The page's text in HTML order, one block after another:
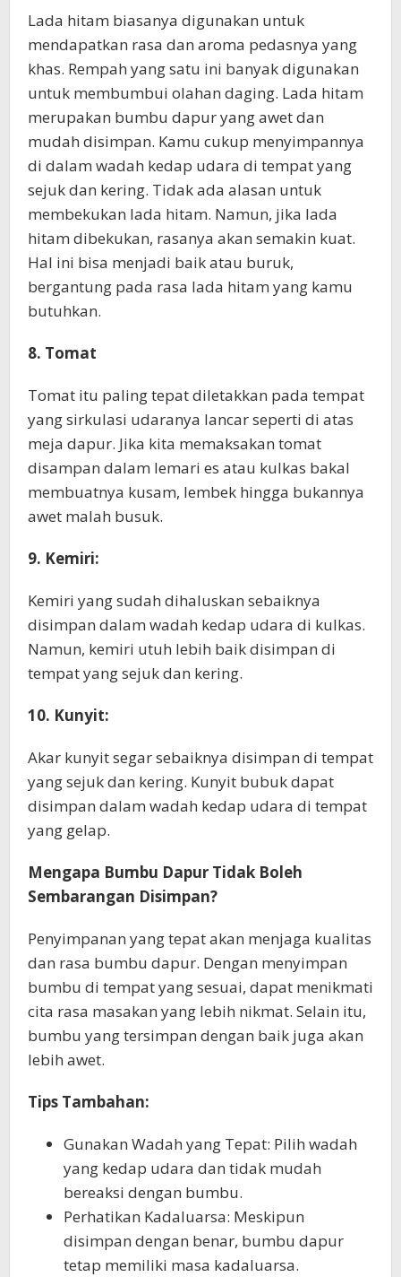
Lada hitam biasanya digunakan untuk
mendapatkan rasa dan aroma pedasnya yang
khas. Rempah yang satu ini banyak digunakan
untuk membumbui olahan daging. Lada hitam
merupakan bumbu dapur yang awet dan
mudah disimpan. Kamu cukup menyimpannya
di dalam wadah kedap udara di tempat yang
sejuk dan kering. Tidak ada alasan untuk
membekukan lada hitam. Namun, jika lada
hitam dibekukan, rasanya akan semakin kuat.
Hal ini bisa menjadi baik atau buruk,
bergantung pada rasa lada hitam yang kamu
butuhkan.
8. Tomat
Tomat itu paling tepat diletakkan pada tempat
yang sirkulasi udaranya lancar seperti di atas
meja dapur. Jika kita memaksakan tomat
disampan dalam lemari es atau kulkas bakal
membuatnya kusam, lembek hingga bukannya
awet malah busuk.
9. Kemiri:
Kemiri yang sudah dihaluskan sebaiknya
disimpan dalam wadah kedap udara di kulkas.
Namun, kemiri utuh lebih baik disimpan di
tempat yang sejuk dan kering.
10. Kunyit:
Akar kunyit segar sebaiknya disimpan di tempat
yang sejuk dan kering. Kunyit bubuk dapat
disimpan dalam wadah kedap udara di tempat
yang gelap.
Mengapa Bumbu Dapur Tidak Boleh
Sembarangan Disimpan?
Penyimpanan yang tepat akan menjaga kualitas
dan rasa bumbu dapur. Dengan menyimpan
bumbu di tempat yang sesuai, dapat menikmati
cita rasa masakan yang lebih nikmat. Selain itu,
bumbu yang tersimpan dengan baik juga akan
lebih awet.
Tips Tambahan:
Gunakan Wadah yang Tepat: Pilih wadah
yang kedap udara dan tidak mudah
bereaksi dengan bumbu.
Perhatikan Kadaluarsa: Meskipun
disimpan dengan benar, bumbu dapur
tetap memiliki masa kadaluarsa.